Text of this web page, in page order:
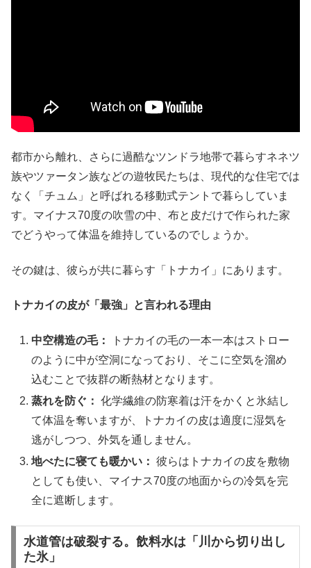
都市から離れ、さらに過酷なツンドラ地帯で暮らすネネツ
族やツァータン族などの遊牧民たちは、現代的な住宅では
なく「チュム」と呼ばれる移動式テントで暮らしていま
す。マイナス70度の吹雪の中、布と皮だけで作られた家
でどうやって体温を維持しているのでしょうか。
その鍵は、彼らが共に暮らす「トナカイ」にあります。
トナカイの皮が「最強」と言われる理由
中空構造の毛：
トナカイの毛の一本一本はストロー
のように中が空洞になっており、そこに空気を溜め
込むことで抜群の断熱材となります。
蒸れを防ぐ： 化学繊維の防寒着は汗をかくと氷結し
て体温を奪いますが、トナカイの皮は適度に湿気を
逃がしつつ、外気を通しません。
地べたに寝ても暖かい： 彼らはトナカイの皮を敷物
としても使い、マイナス70度の地面からの冷気を完
全に遮断します。
水道管は破裂する。飲料水は「川から切り出し
た氷」